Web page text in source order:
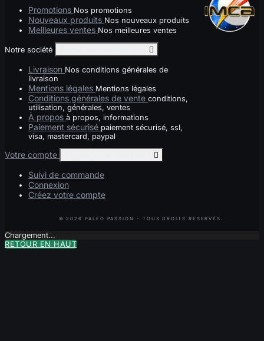
Promotions Nos promotions
Nouveaux produits Nos nouveaux produits
Meilleures ventes Nos meilleures ventes
Notre société 
Livraison Nos conditions générales de
livraison
Mentions légales Mentions légales
Conditions générales de vente conditions,
utilisation, générales, ventes
À propos à propos, informations
Paiement sécurisé paiement sécurisé, ssl,
visa, mastercard, paypal
Votre compte 
Suivi de commande
Connexion
Créez votre compte
Chargement...
RETOUR EN HAUT